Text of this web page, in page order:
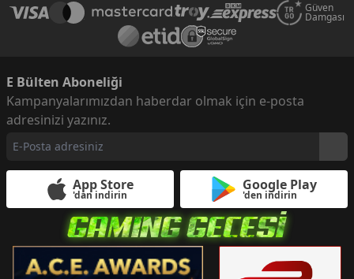
Güven
Damgası
E Bülten Aboneliği
Kampanyalarımızdan haberdar olmak için e-posta
adresinizi yazınız.
App Store
'dan indirin
Google Play
'den indirin